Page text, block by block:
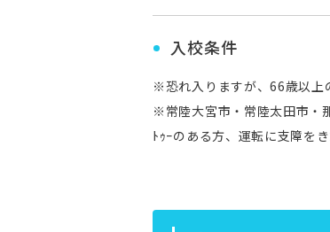
入校条件
※恐れ入りますが、66歳以上
※常陸大宮市・常陸太田市・
ﾄｩｰのある方、運転に支障を